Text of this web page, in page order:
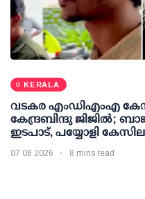
KERALA
വടകര എംഡിഎംഎ
കേന്ദ്രബിന്ദു ജിജില്‍;
ഇടപാട്, പയ്യോളി
07 08 2026 8 mins read